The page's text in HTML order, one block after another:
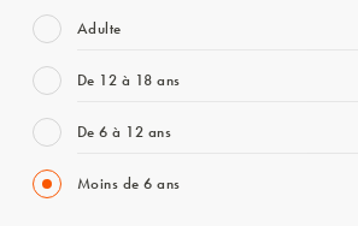
Adulte
De 12 à 18 ans
De 6 à 12 ans
Moins de 6 ans